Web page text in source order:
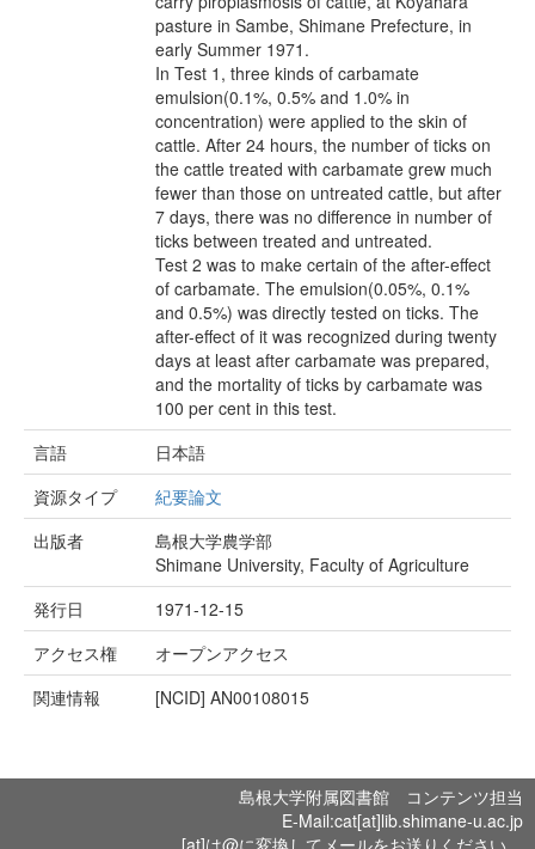
pasture in Sambe, Shimane Prefecture, in
early Summer 1971.
In Test 1, three kinds of carbamate
emulsion(0.1%, 0.5% and 1.0% in
concentration) were applied to the skin of
cattle. After 24 hours, the number of ticks on
the cattle treated with carbamate grew much
fewer than those on untreated cattle, but after
7 days, there was no difference in number of
ticks between treated and untreated.
Test 2 was to make certain of the after-effect
of carbamate. The emulsion(0.05%, 0.1%
and 0.5%) was directly tested on ticks. The
after-effect of it was recognized during twenty
days at least after carbamate was prepared,
and the mortality of ticks by carbamate was
100 per cent in this test.
言語
日本語
資源タイプ
紀要論文
出版者
島根大学農学部
Shimane University, Faculty of Agriculture
発行日
1971-12-15
アクセス権
オープンアクセス
関連情報
[NCID] AN00108015
島根大学附属図書館 コンテンツ担当
E-Mail:cat[at]lib.shimane-u.ac.jp